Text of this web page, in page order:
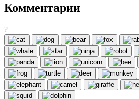
Комментарии
?